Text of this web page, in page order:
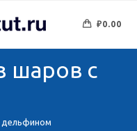
₽0.00
шаров с
дельфином